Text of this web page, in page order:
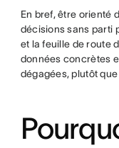
En bref, être orienté
décisions sans parti
et la feuille de route
données concrètes
dégagées, plutôt